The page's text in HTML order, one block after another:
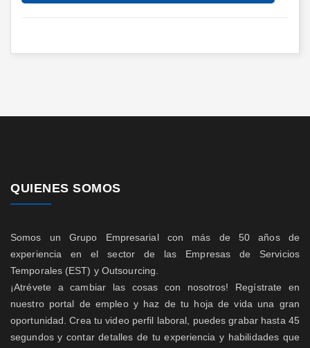
QUIENES SOMOS
Somos un Grupo Empresarial con más de 50 años de
experiencia en el sector de las Empresas de Servicios
Temporales (EST) y Outsourcing.
¡Atrévete a cambiar las cosas con nosotros! Regístrate en
nuestro portal de empleo y haz de tu hoja de vida una gran
oportunidad. Crea tu video perfil laboral, puedes grabar hasta 45
segundos y contar detalles de tu experiencia y habilidades que